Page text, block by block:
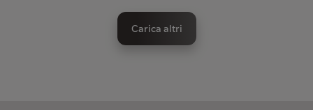
Carica altri